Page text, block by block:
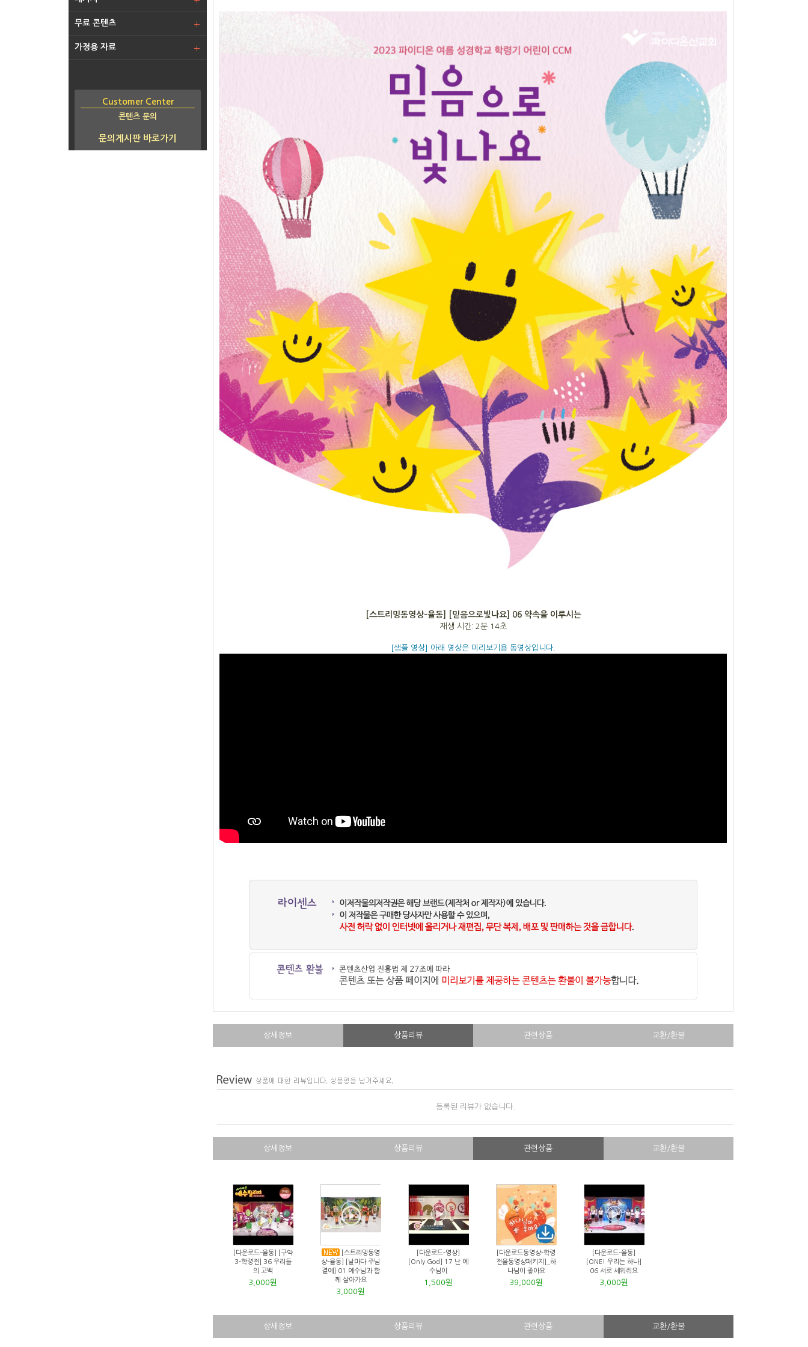
무료 콘텐츠
가정용 자료
Customer Center
콘텐츠 문의
문의게시판 바로가기
[스트리밍동영상-율동] [믿음으로빛나요] 06 약속을 이루시는
재생 시간: 2분 14초
[샘플 영상] 아래 영상은 미리보기용 동영상입니다.
상세정보 상품리뷰 관련상품 교환/환불
등록된 리뷰가 없습니다.
상세정보 상품리뷰 관련상품 교환/환불
[다운로드-율동] [구약
3-학령전] 36 우리들
의 고백
3,000원
[스트리밍동영
상-율동] [날마다 주님
곁에] 01 예수님과 함
께 살아가요
3,000원
[다운로드-영상]
[Only God] 17 난 예
수님이
1,500원
[다운로드동영상-학령
전율동영상패키지]_하
나님이 좋아요
39,000원
[다운로드-율동]
[ONE! 우리는 하나]
06 서로 세워줘요
3,000원
상세정보 상품리뷰 관련상품 교환/환불